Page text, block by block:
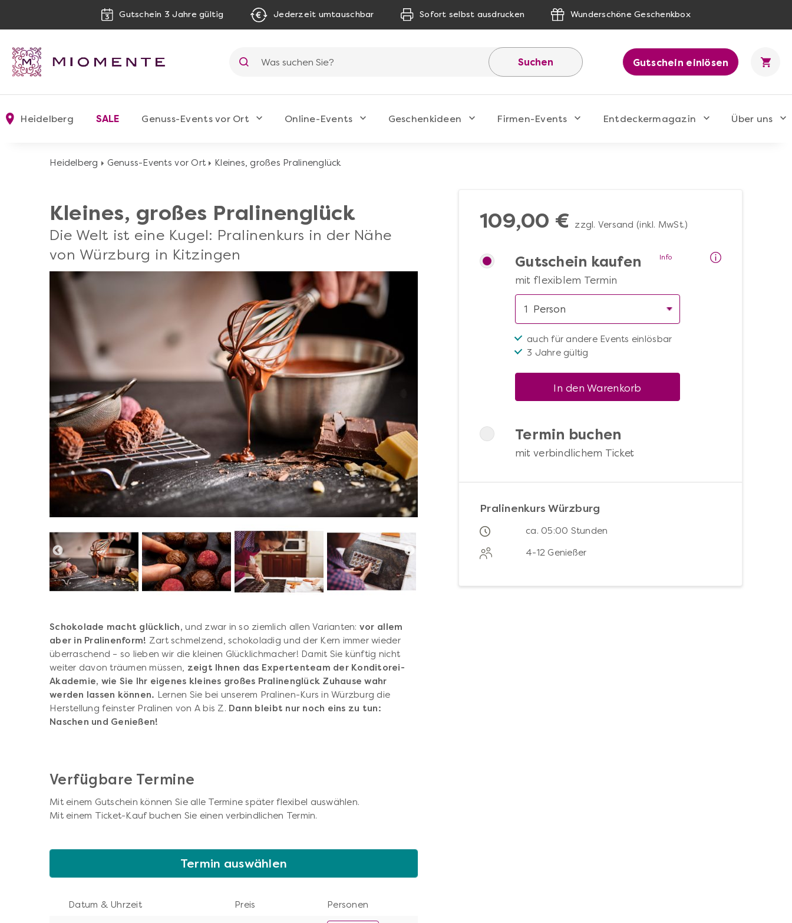
Gutschein 3 Jahre gültig Jederzeit umtauschbar Sofort selbst ausdrucken Wunderschöne Geschenkbox
Suchen Gutschein einlösen
Heidelberg SALE Genuss-Events vor Ort Online-Events Geschenkideen Firmen-Events Entdeckermagazin Über uns
Heidelberg Genuss-Events vor Ort Kleines, großes Pralinenglück
Kleines, großes Pralinenglück
Die Welt ist eine Kugel: Pralinenkurs in der Nähe
von Würzburg in Kitzingen
Schokolade macht glücklich, und zwar in so ziemlich allen Varianten: vor allem
aber in Pralinenform! Zart schmelzend, schokoladig und der Kern immer wieder
überraschend – so lieben wir die kleinen Glücklichmacher! Damit Sie künftig nicht
weiter davon träumen müssen, zeigt Ihnen das Expertenteam der Konditorei-
Akademie, wie Sie Ihr eigenes kleines großes Pralinenglück Zuhause wahr
werden lassen können. Lernen Sie bei unserem Pralinen-Kurs in Würzburg die
Herstellung feinster Pralinen von A bis Z. Dann bleibt nur noch eins zu tun:
Naschen und Genießen!
Verfügbare Termine
Mit einem Gutschein können Sie alle Termine später flexibel auswählen.
Mit einem Ticket-Kauf buchen Sie einen verbindlichen Termin.
Termin auswählen
Datum & Uhrzeit Preis Personen
109,00 € zzgl. Versand (inkl. MwSt.)
Gutschein kaufen
mit flexiblem Termin
auch für andere Events einlösbar
3 Jahre gültig
In den Warenkorb
Termin buchen
mit verbindlichem Ticket
Info
Pralinenkurs Würzburg
ca. 05:00 Stunden
4-12 Genießer